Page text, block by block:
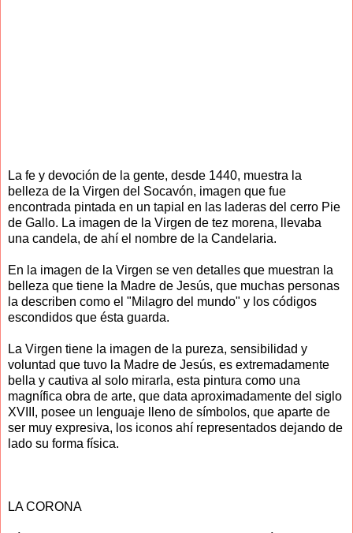
La fe y devoción de la gente, desde 1440, muestra la
belleza de la Virgen del Socavón, imagen que fue
encontrada pintada en un tapial en las laderas del cerro Pie
de Gallo. La imagen de la Virgen de tez morena, llevaba
una candela, de ahí el nombre de la Candelaria.
En la imagen de la Virgen se ven detalles que muestran la
belleza que tiene la Madre de Jesús, que muchas personas
la describen como el "Milagro del mundo" y los códigos
escondidos que ésta guarda.
La Virgen tiene la imagen de la pureza, sensibilidad y
voluntad que tuvo la Madre de Jesús, es extremadamente
bella y cautiva al solo mirarla, esta pintura como una
magnífica obra de arte, que data aproximadamente del siglo
XVIII, posee un lenguaje lleno de símbolos, que aparte de
ser muy expresiva, los iconos ahí representados dejando de
lado su forma física.
LA CORONA